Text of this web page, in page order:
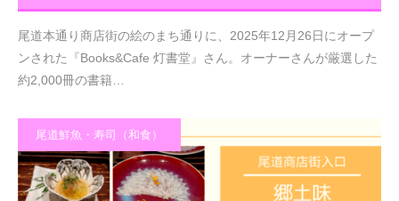
尾道本通り商店街の絵のまち通りに、2025年12月26日にオープ
ンされた『Books&Cafe 灯書堂』さん。オーナーさんが厳選した
約2,000冊の書籍…
尾道鮮魚・寿司（和食）